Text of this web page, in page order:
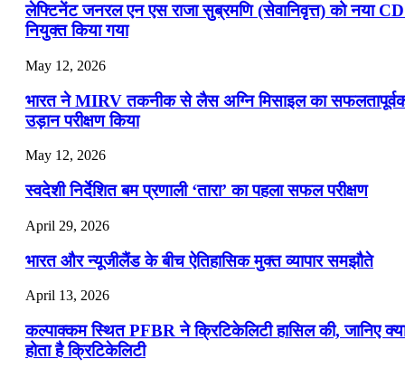
लेफ्टिनेंट जनरल एन एस राजा सुब्रमणि (सेवानिवृत्त) को नया
नियुक्त किया गया
May 12, 2026
भारत ने MIRV तकनीक से लैस अग्नि मिसाइल का
उड़ान परीक्षण किया
May 12, 2026
स्वदेशी निर्देशित बम प्रणाली ‘तारा’ का पहला सफल परीक्षण
April 29, 2026
भारत और न्यूजीलैंड के बीच ऐतिहासिक मुक्त व्यापार समझौते
April 13, 2026
कल्पाक्कम स्थित PFBR ने क्रिटिकेलिटी हासिल की, जानिए
होता है क्रिटिकेलिटी